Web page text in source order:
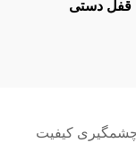
قفل دستی
چشمگیری کیفیت